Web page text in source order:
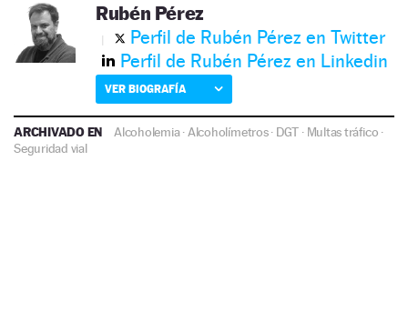
Rubén Pérez
Perfil de Rubén Pérez en Twitter
Perfil de Rubén Pérez en Linkedin
VER BIOGRAFÍA
ARCHIVADO EN Alcoholemia· Alcoholímetros· DGT · Multas tráfico ·
Seguridad vial